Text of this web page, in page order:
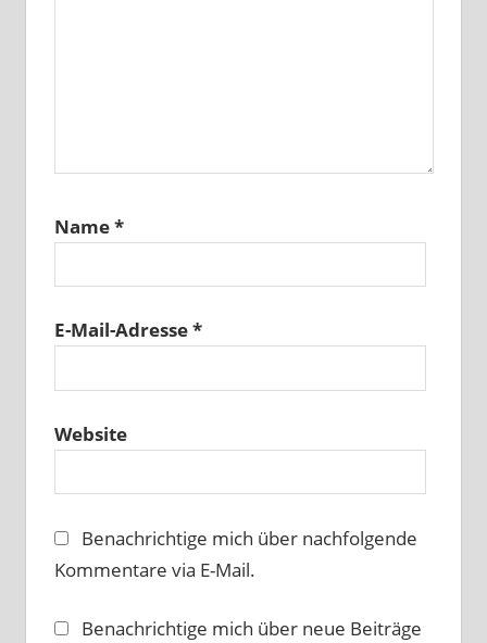
Name*
E-Mail-Adresse*
Website
Benachrichtige mich über nachfolgende
Kommentare via E-Mail.
Benachrichtige mich über neue Beiträge